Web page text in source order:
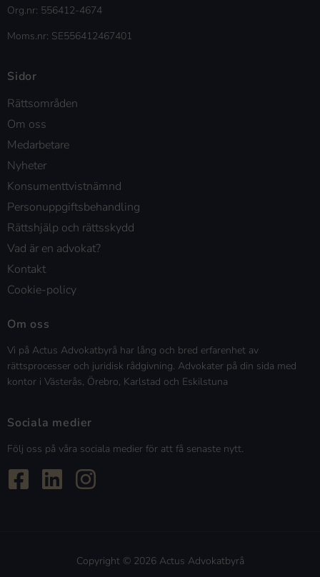
Org.nr: 556412-4674
Moms.nr: SE556412467401
Sidor
Rättsområden
Om oss
Medarbetare
Nyheter
Konsumenttvistnämnd
Personuppgiftsbehandling
Rättshjälp och rättsskydd
Vad är en advokat?
Kontakt
Cookie-policy
Om oss
Vi på Actus Advokatbyrå har lång och bred erfarenhet av
rättsprocesser och juridisk rådgivning. Advokater på din sida med
kontor i Västerås, Örebro, Karlstad och Eskilstuna
Sociala medier
Följ oss på våra sociala medier för att få senaste nytt.
Copyright © 2026 Actus Advokatbyrå